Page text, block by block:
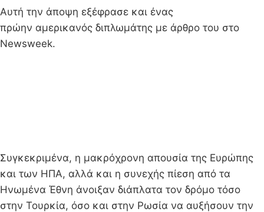
Αυτή την άποψη εξέφρασε και ένας
πρώην αμερικανός διπλωμάτης με άρθρο του στο
Newsweek.
Συγκεκριμένα, η μακρόχρονη απουσία της Ευρώπης
και των ΗΠΑ, αλλά και η συνεχής πίεση από τα
Ηνωμένα Έθνη άνοιξαν διάπλατα τον δρόμο τόσο
στην Τουρκία, όσο και στην Ρωσία να αυξήσουν την